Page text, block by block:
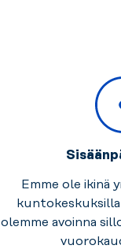
Emme ole ikinä
kuntokeskuksilla
olemme avoinna